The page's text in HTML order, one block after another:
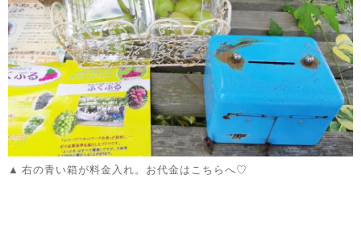
右の青い箱が料金入れ。お代金はこちらへ♡